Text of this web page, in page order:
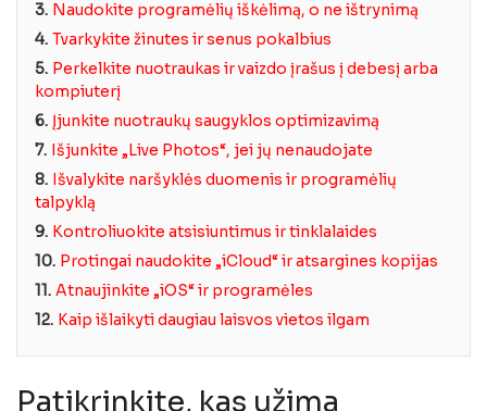
3. Naudokite programėlių iškėlimą, o ne ištrynimą
4. Tvarkykite žinutes ir senus pokalbius
5. Perkelkite nuotraukas ir vaizdo įrašus į debesį arba
kompiuterį
6. Įjunkite nuotraukų saugyklos optimizavimą
7. Išjunkite „Live Photos“, jei jų nenaudojate
8. Išvalykite naršyklės duomenis ir programėlių
talpyklą
9. Kontroliuokite atsisiuntimus ir tinklalaides
10. Protingai naudokite „iCloud“ ir atsargines kopijas
11. Atnaujinkite „iOS“ ir programėles
12. Kaip išlaikyti daugiau laisvos vietos ilgam
Patikrinkite, kas užima